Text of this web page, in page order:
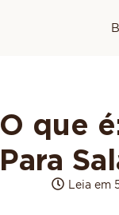
O que
Para
Leia em